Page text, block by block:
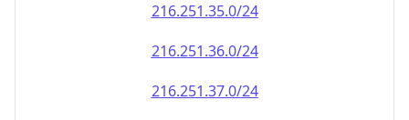
216.251.35.0/24
216.251.36.0/24
216.251.37.0/24